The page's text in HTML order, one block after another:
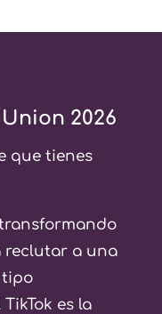
2026
que tienes
reclutar a una
tipo
es la